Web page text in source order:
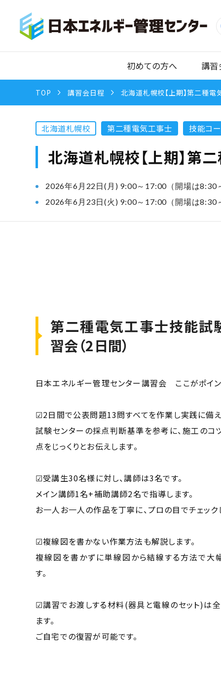
初めての方へ 講
TOP 講習会日程 北海道札幌校【上期】第二種
北海道札幌校 第二種電気工事士 技能コー
北海道札幌校【上期】第
2026年6月22日(月) 9:00～17:00（開場は8:30
2026年6月23日(火) 9:00～17:00（開場は8:30
第二種電気工事士技能
習会（2日間）
日本エネルギー管理センター講習会 ここがポイン
☑2日間で公表問題13問すべてを作業し実践に備え
試験センターの採点判断基準を参考に、施工のコ
点をじっくりとお伝えします。
☑受講生30名様に対し、講師は3名です。
メイン講師1名+補助講師2名で指導します。
お一人お一人の作品を丁寧に、プロの目でチェック
☑複線図を書かない作業方法も解説します。
複線図を書かずに単線図から結線する方法で大
す。
☑講習でお渡しする材料(器具と電線のセット)は
ます。
ご自宅での復習が可能です。